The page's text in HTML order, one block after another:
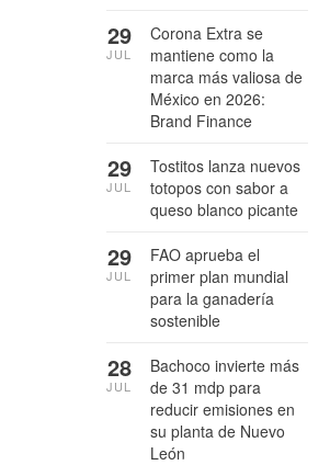
Corona Extra se
mantiene como la
marca más valiosa de
México en 2026:
Brand Finance
29
JUL
Tostitos lanza nuevos
totopos con sabor a
queso blanco picante
29
JUL
FAO aprueba el
primer plan mundial
para la ganadería
sostenible
29
JUL
Bachoco invierte más
de 31 mdp para
reducir emisiones en
su planta de Nuevo
León
28
JUL